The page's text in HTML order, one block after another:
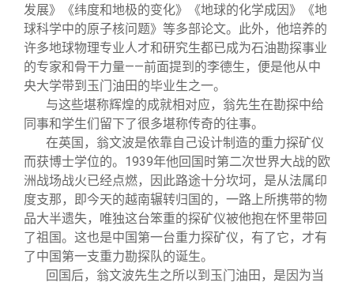
发展》《纬度和地极的变化》《地球的化学成因》《地
球科学中的原子核问题》等多部论文。此外，他培养的
许多地球物理专业人才和研究生都已成为石油勘探事业
的专家和骨干力量——前面提到的李德生，便是他从中
央大学带到玉门油田的毕业生之一。
与这些堪称辉煌的成就相对应，翁先生在勘探中给
同事和学生们留下了很多堪称传奇的往事。
在英国，翁文波是依靠自己设计制造的重力探矿仪
而获博士学位的。1939年他回国时第二次世界大战的欧
洲战场战火已经点燃，因此路途十分坎坷，是从法属印
度支那，即今天的越南辗转归国的，一路上所携带的物
品大半遗失，唯独这台笨重的探矿仪被他抱在怀里带回
了祖国。这也是中国第一台重力探矿仪，有了它，才有
了中国第一支重力勘探队的诞生。
回国后，翁文波先生之所以到玉门油田，是因为当